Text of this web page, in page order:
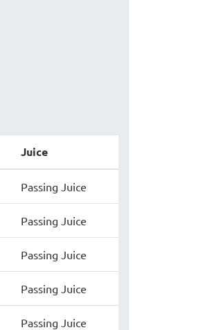
Juice
Passing Juice
Passing Juice
Passing Juice
Passing Juice
Passing Juice